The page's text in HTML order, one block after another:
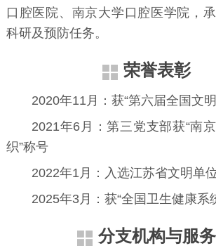
口腔医院、南京大学口腔医学院，承
科研及预防任务。
荣誉表彰
2020年11月：获“第六届全国文
2021年6月：第三党支部获“南
织”称号
2022年1月：入选江苏省文明单
2025年3月：获“全国卫生健康系
分支机构与服务